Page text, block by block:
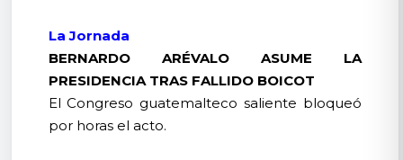
La Jornada
BERNARDO ARÉVALO ASUME LA
PRESIDENCIA TRAS FALLIDO BOICOT
El Congreso guatemalteco saliente bloqueó
por horas el acto.